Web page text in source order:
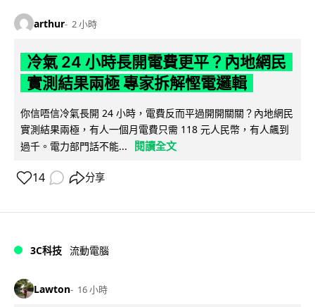
arthur 2 小時
冷氣 24 小時長開電費更平？內地網民
實測結果兩極 專家拆解慳電邏輯
你信唔信冷氣長開 24 小時，電費反而平過開開關關？內地網民
實測結果兩極，有人一個月電費只需 118 元人民幣，有人飆到
過千。電力部門話不能...
閱讀全文
14 分享
3C科技 流動電腦
Lawton 16 小時